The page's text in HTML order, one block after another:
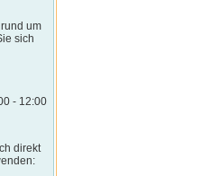
um
sich
- 12:00
direkt